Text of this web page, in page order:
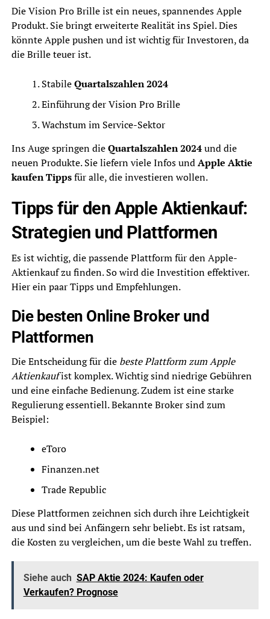
Die Vision Pro Brille ist ein neues, spannendes Apple
Produkt. Sie bringt erweiterte Realität ins Spiel. Dies
könnte Apple pushen und ist wichtig für Investoren, da
die Brille teuer ist.
StabileQuartalszahlen 2024
Einführung der Vision Pro Brille
Wachstum im Service-Sektor
Ins Auge springen dieQuartalszahlen 2024und die
neuen Produkte. Sie liefern viele Infos undApple Aktie
kaufen Tippsfür alle, die investieren wollen.
Tipps für den Apple Aktienkauf:
Strategien und Plattformen
Es ist wichtig, die passende Plattform für den Apple-
Aktienkauf zu finden. So wird die Investition effektiver.
Hier ein paar Tipps und Empfehlungen.
Die besten Online Broker und
Plattformen
Die Entscheidung für die beste Plattform zum Apple
Aktienkaufist komplex. Wichtig sind niedrige Gebühren
und eine einfache Bedienung. Zudem ist eine starke
Regulierung essentiell. Bekannte Broker sind zum
Beispiel:
eToro
Finanzen.net
Trade Republic
Diese Plattformen zeichnen sich durch ihre Leichtigkeit
aus und sind bei Anfängern sehr beliebt. Es ist ratsam,
die Kosten zu vergleichen, um die beste Wahl zu treffen.
Siehe auch SAP Aktie 2024: Kaufen oder
Verkaufen? Prognose